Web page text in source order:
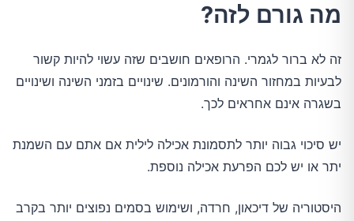
מה גורם לזה?
זה לא ברור לגמרי. הרופאים חושבים שזה עשוי להיות קשור
לבעיות במחזור השינה והורמונים. שינויים בזמני השינה ושינויים
בשגרה אינם אחראים לכך.
יש סיכוי גבוה יותר לתסמונת אכילה לילית אם אתם עם השמנת
יתר או יש לכם הפרעת אכילה נוספת.
היסטוריה של דיכאון, חרדה, ושימוש בסמים נפוצים יותר בקרב